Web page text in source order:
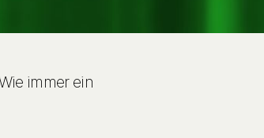
immer ein